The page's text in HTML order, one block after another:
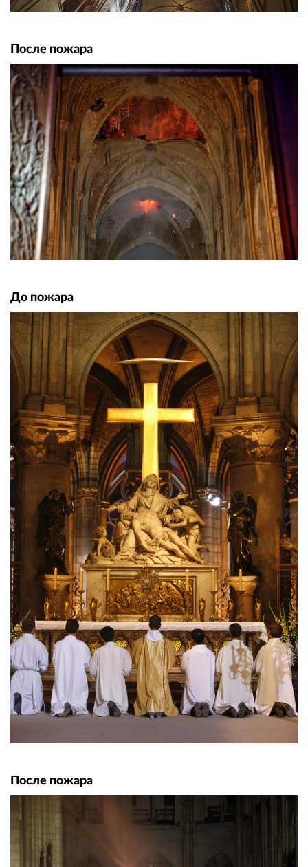
После пожара
До пожара
После пожара